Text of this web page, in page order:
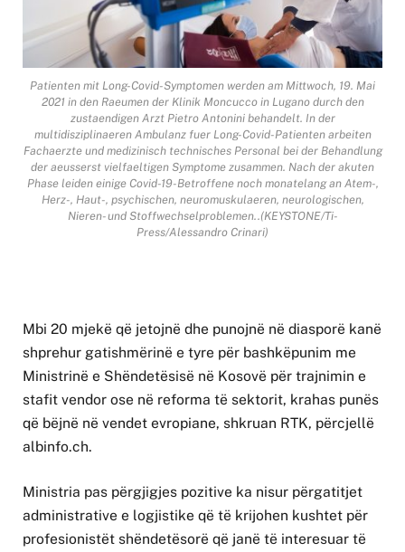
Patienten mit Long-Covid-Symptomen werden am Mittwoch, 19. Mai
2021 in den Raeumen der Klinik Moncucco in Lugano durch den
zustaendigen Arzt Pietro Antonini behandelt. In der
multidisziplinaeren Ambulanz fuer Long-Covid-Patienten arbeiten
Fachaerzte und medizinisch technisches Personal bei der Behandlung
der aeusserst vielfaeltigen Symptome zusammen. Nach der akuten
Phase leiden einige Covid-19-Betroffene noch monatelang an Atem-,
Herz-, Haut-, psychischen, neuromuskulaeren, neurologischen,
Nieren- und Stoffwechselproblemen..(KEYSTONE/Ti-
Press/Alessandro Crinari)
Mbi 20 mjekë që jetojnë dhe punojnë në diasporë kanë
shprehur gatishmërinë e tyre për bashkëpunim me
Ministrinë e Shëndetësisë në Kosovë për trajnimin e
stafit vendor ose në reforma të sektorit, krahas punës
që bëjnë në vendet evropiane, shkruan RTK, përcjellë
albinfo.ch.
Ministria pas përgjigjes pozitive ka nisur përgatitjet
administrative e logjistike që të krijohen kushtet për
profesionistët shëndetësorë që janë të interesuar të